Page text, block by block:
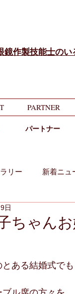
作製技能士のい
PARTNER
パートナー
リー 新着ニュ
談
ちゃん
日
とある結婚式でも